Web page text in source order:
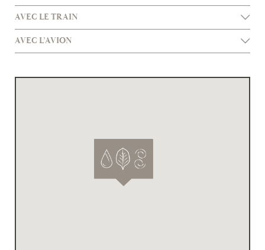
AVEC LE TRAIN
AVEC L’AVION